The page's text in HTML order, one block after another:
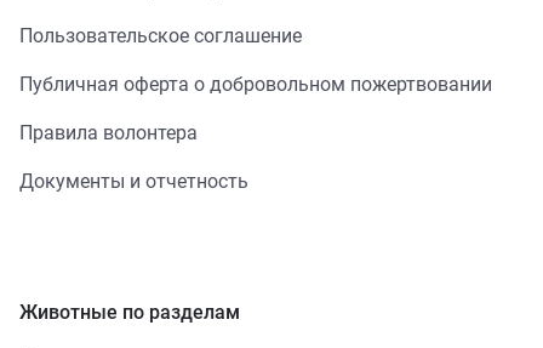
Пользовательское соглашение
Публичная оферта о добровольном пожертвовании
Правила волонтера
Документы и отчетность
Животные по разделам